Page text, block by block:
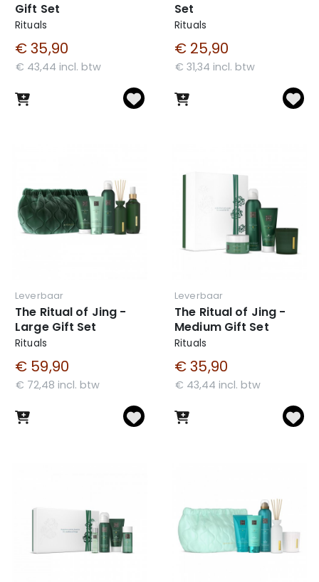
Gift Set
Rituals
€ 35,90
€ 43,44 incl. btw
Set
Rituals
€ 25,90
€ 31,34 incl. btw
Leverbaar
The Ritual of Jing -
Large Gift Set
Rituals
€ 59,90
€ 72,48 incl. btw
Leverbaar
The Ritual of Jing -
Medium Gift Set
Rituals
€ 35,90
€ 43,44 incl. btw